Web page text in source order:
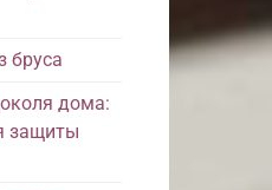
бруса
дома:
защиты